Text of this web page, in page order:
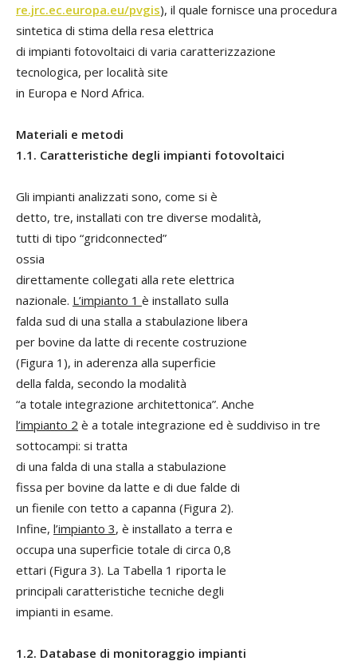
re.jrc.ec.europa.eu/pvgis), il quale fornisce una procedura
sintetica di stima della resa elettrica
di impianti fotovoltaici di varia caratterizzazione
tecnologica, per località site
in Europa e Nord Africa.
Materiali e metodi
1.1. Caratteristiche degli impianti fotovoltaici
Gli impianti analizzati sono, come si è
detto, tre, installati con tre diverse modalità,
tutti di tipo “gridconnected”
ossia
direttamente collegati alla rete elettrica
nazionale. L’impianto 1 è installato sulla
falda sud di una stalla a stabulazione libera
per bovine da latte di recente costruzione
(Figura 1), in aderenza alla superficie
della falda, secondo la modalità
“a totale integrazione architettonica”. Anche
l’impianto 2 è a totale integrazione ed è suddiviso in tre
sottocampi: si tratta
di una falda di una stalla a stabulazione
fissa per bovine da latte e di due falde di
un fienile con tetto a capanna (Figura 2).
Infine, l’impianto 3, è installato a terra e
occupa una superficie totale di circa 0,8
ettari (Figura 3). La Tabella 1 riporta le
principali caratteristiche tecniche degli
impianti in esame.
1.2. Database di monitoraggio impianti